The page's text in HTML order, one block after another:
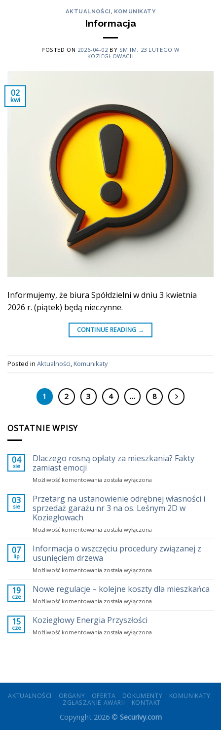
AKTUALNOŚCI, KOMUNIKATY
Informacja
POSTED ON 2026-04-02 BY SM IM. 23 LUTEGO W
KOZIEGŁOWACH
02
kwi
Informujemy, że biura Spółdzielni w dniu 3 kwietnia
2026 r. (piątek) będą nieczynne.
CONTINUE READING →
Posted in Aktualności,Komunikaty
1 2 3 4 … 8
OSTATNIE WPISY
04
sie
Dlaczego rosną opłaty za mieszkania? Fakty
zamiast emocji
Możliwość komentowania Dlaczego
opłaty
za
mieszkania?
zamiast
została wyłączona
03
sie
Przetarg na ustanowienie odrębnej własności i
sprzedaż garażu nr 3 na os. Leśnym 2D w
Koziegłowach
Możliwość komentowania Przetarg
ustanowienie
odrębnej
i
garażu
3
os.
Leśnym
została wyłączona
07
lip
Informacja o wszczęciu procedury związanej z
usunięciem drzewa
Możliwość komentowania Informacja
wszczęciu
procedury
związanej
usunięciem
drzewa
została wyłączona
19
cze
Nowe regulacje – kolejne koszty dla mieszkańca
Możliwość komentowania Nowe
–
kolejne
koszty
została wyłączona
15
cze
Koziegłowy Energia Przyszłości
Możliwość komentowania Koziegłowy
została wyłączona
AKTUALNOŚCI ORGANY OFERTA DOKUMENTY
KOMUNIKATY
ZGŁASZANIE AWARII
KONTAKT
Copyright 2026 © Securivy.com